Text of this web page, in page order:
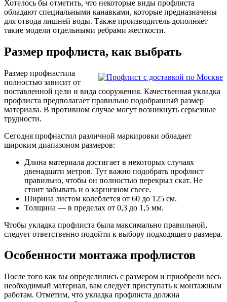
Хотелось бы отметить, что некоторые виды профлиста
обладают специальными канавками, которые предназначены
для отвода лишней воды. Также производитель дополняет
такие модели отдельными ребрами жесткости.
Размер профлиста, как выбрать
Размер профнастила
полностью зависит от
поставленной цели и вида сооружения. Качественная укладка
профлиста предполагает правильно подобранный размер
материала. В противном случае могут возникнуть серьезные
трудности.
Сегодня профнастил различной маркировки обладает
широким диапазоном размеров:
Длина материала достигает в некоторых случаях
двенадцати метров. Тут важно подобрать профлист
правильно, чтобы он полностью перекрыл скат. Не
стоит забывать и о карнизном свесе.
Ширина листом колеблется от 60 до 125 см.
Толщина — в пределах от 0,3 до 1,5 мм.
Чтобы укладка профлиста была максимально правильной,
следует ответственно подойти к выбору подходящего размера.
Особенности монтажа профлистов
После того как вы определились с размером и приобрели весь
необходимый материал, вам следует приступать к монтажным
работам. Отметим, что укладка профлиста должна